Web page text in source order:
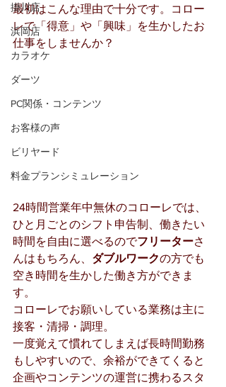
掛川店
浜岡店
カラオケ
ダーツ
PC関係・コンテンツ
お客様の声
ビリヤード
料金プランシミュレーション
最初はこんな理由で十分です。コロー
レで「得意」や「興味」を生かしたお
仕事をしませんか？
24時間営業年中無休のコローレでは、
ひと月ごとのシフト申告制、働きたい
時間を自由に選べるのでフリーターさ
んはもちろん、 ダブルワークの方でも
空き時間を生かした働き方ができま
す。
コローレでお願いしている業務は主に
接客・清掃・調理。
一度覚えて慣れてしまえば長時間勤務
もしやすいので、余裕ができてくると
企画やコンテンツの運営に携わるスタ